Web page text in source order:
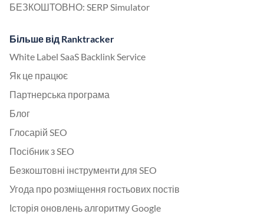
БЕЗКОШТОВНО: SERP Simulator
Більше від Ranktracker
White Label SaaS Backlink Service
Як це працює
Партнерська програма
Блог
Глосарій SEO
Посібник з SEO
Безкоштовні інструменти для SEO
Угода про розміщення гостьових постів
Історія оновлень алгоритму Google